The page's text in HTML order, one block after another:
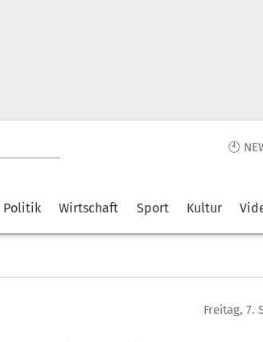
🕙
Politik Wirtschaft Sport Kultur
Freitag, 7.